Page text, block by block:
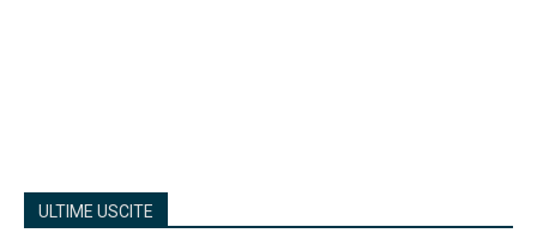
ULTIME USCITE